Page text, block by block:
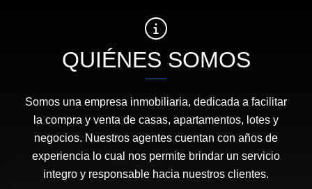
QUIÉNES SOMOS
Somos una empresa inmobiliaria, dedicada a facilitar
la compra y venta de casas, apartamentos, lotes y
negocios. Nuestros agentes cuentan con años de
experiencia lo cual nos permite brindar un servicio
integro y responsable hacia nuestros clientes.